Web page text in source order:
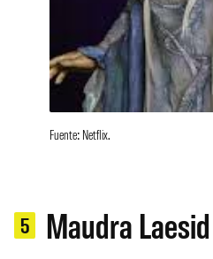
Fuente: Netflix.
5 Maudra Laesid